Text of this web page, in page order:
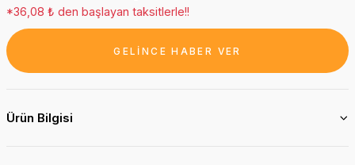
*36,08 ₺ den başlayan taksitlerle!!
GELİNCE HABER VER
Ürün Bilgisi